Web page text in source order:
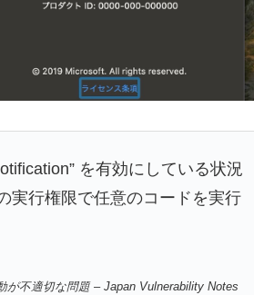
を有効にしている状況
実行権限で任意のコードを実行
不適切な問題 – Japan Vulnerability Notes